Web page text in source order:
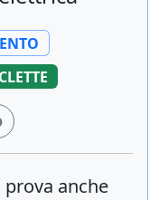
anche